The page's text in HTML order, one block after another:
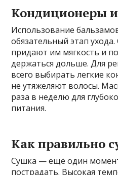
Кондиционеры
Использование
обязательный этап
придают им мягкость и
держаться дольше. Для
всего выбирать легкие
не утяжеляют волосы.
раза в неделю для
питания.
Как правильно
Сушка — ещё один
пострадать. Высокая